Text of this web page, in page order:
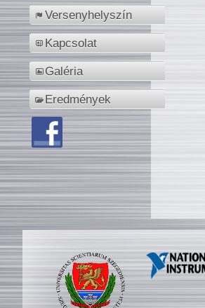
Versenyhelyszín
Kapcsolat
Galéria
Eredmények